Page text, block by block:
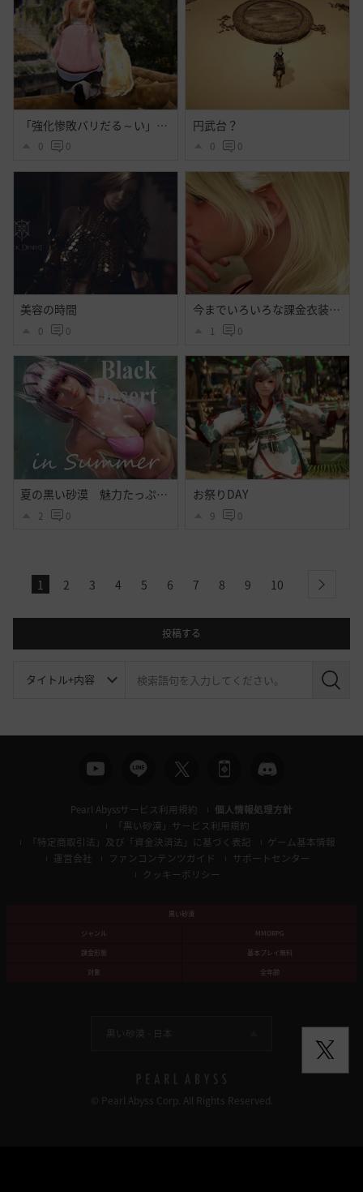
「強化惨敗バリだる～い」「・・・」
0 0
円武台？
0 0
美容の時間
0 0
今までいろいろな課金衣装出てそれなりに好きだったけど今回程心奪われた衣装はなかったよ・・大好きだよシトラス・・ハイセンス過ぎるよ黒砂漠☝️ぃえーぃ！
1 0
夏の黒い砂漠 魅力たっぷりシトラス衣装のｓｓ その２
2 0
お祭りDAY
9 0
1 2 3 4 5 6 7 8 9 10 next
投稿する
検
Pearl Abyssサービス利用規約
個人情報処理方針
「黒い砂漠」サービス利用規約
「特定商取引法」及び「資金決済法」に基づく表記
ゲーム基本情報
運営会社
ファンコンテンツガイド
サポートセンター
クッキーポリシー
黒い砂漠
ジャンル
MMORPG
課金形態
基本プレイ無料
対象
全年齢
黒い砂漠 - 日本
© Pearl Abyss Corp. All Rights Reserved.